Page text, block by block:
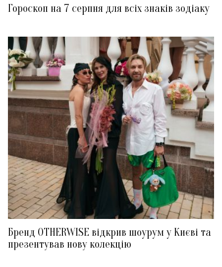
Гороскоп на 7 серпня для всіх знаків зодіаку
Бренд OTHERWISE відкрив шоурум у Києві та
презентував нову колекцію